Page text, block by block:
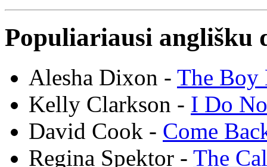
Populiariausi anglišku
Alesha Dixon - The Boy
Kelly Clarkson - I Do
David Cook - Come
Regina Spektor - The